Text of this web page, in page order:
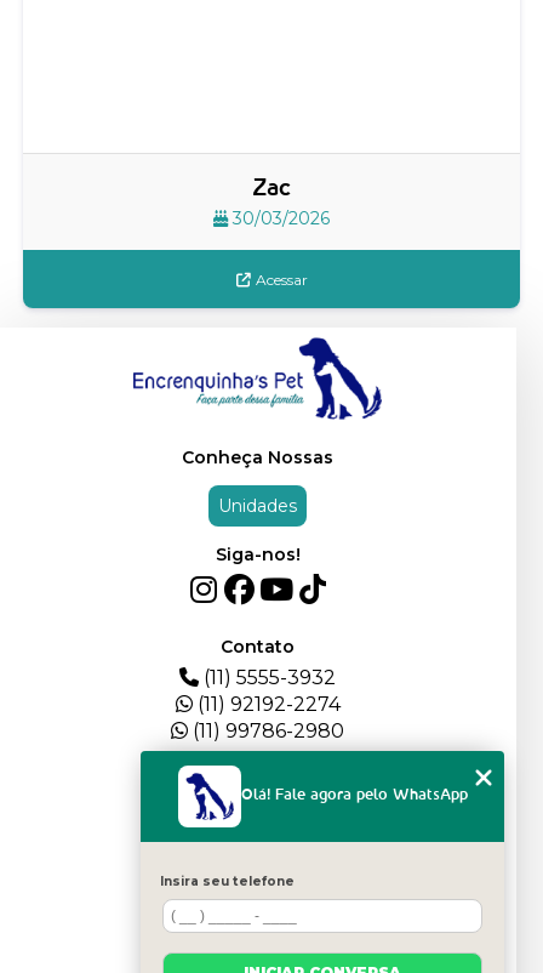
Zac
30/03/2026
Acessar
Conheça Nossas
Unidades
Siga-nos!
Contato
(11) 5555-3932
(11) 92192-2274
(11) 99786-2980
QUEM SOMOS
PLANTEL
BLOG
SERVIÇOS
Olá! Fale agora pelo WhatsApp
Insira seu telefone